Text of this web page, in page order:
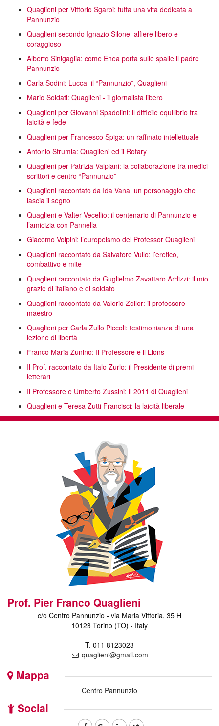
Quaglieni per Vittorio Sgarbi: tutta una vita dedicata a
Pannunzio
Quaglieni secondo Ignazio Silone: alfiere libero e
coraggioso
Alberto Sinigaglia: come Enea porta sulle spalle il padre
Pannunzio
Carla Sodini: Lucca, il “Pannunzio”, Quaglieni
Mario Soldati: Quaglieni - il giornalista libero
Quaglieni per Giovanni Spadolini: il difficile equilibrio tra
laicità e fede
Quaglieni per Francesco Spiga: un raffinato intellettuale
Antonio Strumia: Quaglieni ed il Rotary
Quaglieni per Patrizia Valpiani: la collaborazione tra medici
scrittori e centro “Pannunzio”
Quaglieni raccontato da Ida Vana: un personaggio che
lascia il segno
Quaglieni e Valter Vecellio: il centenario di Pannunzio e
l’amicizia con Pannella
Giacomo Volpini: l’europeismo del Professor Quaglieni
Quaglieni raccontato da Salvatore Vullo: l’eretico,
combattivo e mite
Quaglieni raccontato da Guglielmo Zavattaro Ardizzi: il mio
grazie di italiano e di soldato
Quaglieni raccontato da Valerio Zeller: il professore-
maestro
Quaglieni per Carla Zullo Piccoli: testimonianza di una
lezione di libertà
Franco Maria Zunino: Il Professore e il Lions
Il Prof. raccontato da Italo Zurlo: il Presidente di premi
letterari
Il Professore e Umberto Zussini: il 2011 di Quaglieni
Quaglieni e Teresa Zutti Francisci: la laicità liberale
Prof. Pier Franco Quaglieni
c/o Centro Pannunzio - via Maria Vittoria, 35 H
10123 Torino (TO) - Italy
T. 011 8123023
quaglieni@gmail.com
Mappa
Centro Pannunzio
Social